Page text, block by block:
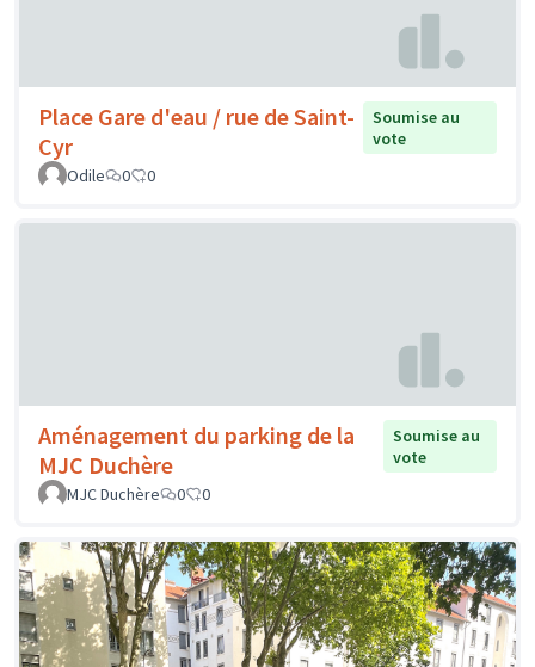
Place Gare d'eau / rue de Saint-
Cyr
Soumise au
vote
Odile
0 0
Aménagement du parking de la
MJC Duchère
Soumise au
vote
MJC Duchère
0 0